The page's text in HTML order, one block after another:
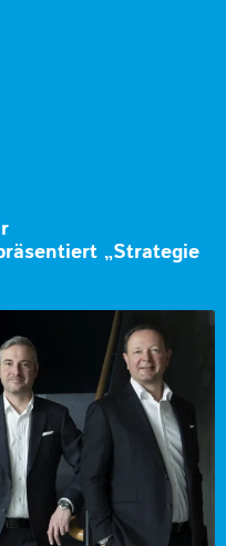
„Strategie